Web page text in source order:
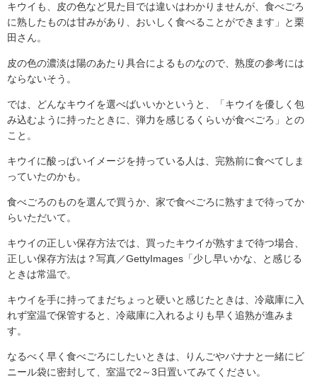
キウイも、皮の色など見た目では違いはわかりませんが、食べごろ
に熟したものは甘みがあり、おいしく食べることができます」と栗
田さん。
皮の色の濃淡は陽のあたり具合によるものなので、熟度の参考には
ならないそう。
では、どんなキウイを選べばいいかというと、「キウイを優しく包
み込むように持ったときに、弾力を感じるくらいが食べごろ」との
こと。
キウイに酸っぱいイメージを持っている人は、完熟前に食べてしま
っていたのかも。
食べごろのものを選んで買うか、家で食べごろに熟すまで待ってか
らいただいて。
キウイの正しい保存方法では、買ったキウイが熟すまで待つ場合、
正しい保存方法は？写真／GettyImages「少し早いかな、と感じる
ときは常温で。
キウイを手に持ってまだちょっと硬いと感じたときは、冷蔵庫に入
れず室温で保管すると、冷蔵庫に入れるよりも早く追熟が進みま
す。
なるべく早く食べごろにしたいときは、りんごやバナナと一緒にビ
ニール袋に密封して、室温で2～3日置いてみてください。